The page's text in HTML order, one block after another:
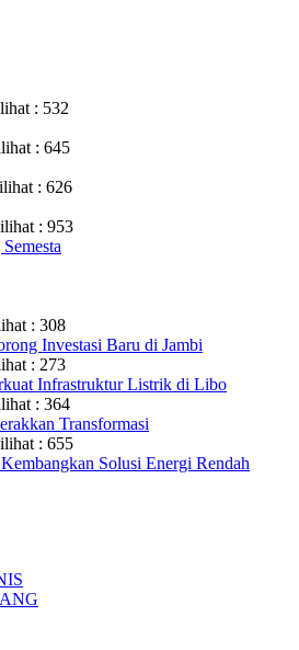
: 532
: 645
: 626
: 953
: 308
Investasi Baru di Jambi
: 273
Infrastruktur Listrik di Libo
: 364
Transformasi
: 655
Solusi Energi Rendah